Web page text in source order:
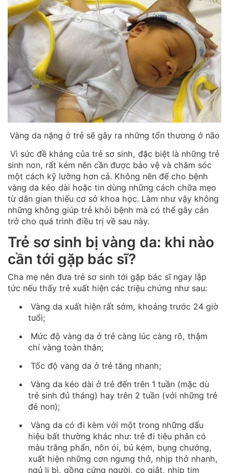
Vàng da nặng ở trẻ sẽ gây ra những tổn thương ở não
Vì sức đề kháng của trẻ sơ sinh, đặc biệt là những trẻ
sinh non, rất kém nên cần được bảo vệ và chăm sóc
một cách kỹ lưỡng hơn cả. Không nên để cho bệnh
vàng da kéo dài hoặc tin dùng những cách chữa mẹo
từ dân gian thiếu cơ sở khoa học. Làm như vậy không
những không giúp trẻ khỏi bệnh mà có thể gây cản
trở cho quá trình điều trị về sau này.
Trẻ sơ sinh bị vàng da: khi nào
cần tới gặp bác sĩ?
Cha mẹ nên đưa trẻ sơ sinh tới gặp bác sĩ ngay lập
tức nếu thấy trẻ xuất hiện các triệu chứng như sau:
Vàng da xuất hiện rất sớm, khoảng trước 24 giờ
tuổi;
Mức độ vàng da ở trẻ càng lúc càng rõ, thậm
chí vàng toàn thân;
Tốc độ vàng da ở trẻ tăng nhanh;
Vàng da kéo dài ở trẻ đến trên 1 tuần (mặc dù
trẻ sinh đủ tháng) hay trên 2 tuần (với những trẻ
đẻ non);
Vàng da có đi kèm với một trong những dấu
hiệu bất thường khác như: trẻ đi tiêu phân có
màu trắng phấn, nôn ói, bú kém, bụng chướng,
xuất hiện những cơn ngưng thở, nhịp thở nhanh,
ngủ li bì, gồng cứng người, co giật, nhịp tim